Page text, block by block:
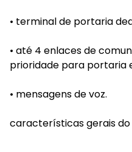
• terminal de portaria
• até 4 enlaces de
prioridade para portaria
• mensagens de voz.
características gerais